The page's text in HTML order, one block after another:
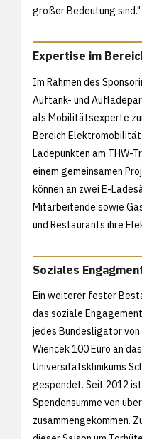
großer Bedeutung sind."
Expertise im
Im Rahmen des
Auftank- und
als Mobilitätsexperte
Bereich
Ladepunkten am THW-
einem gemeinsamen
können an zwei E-
Mitarbeitende sowie
und Restaurants ihre
Soziales
Ein weiterer fester
das soziale
jedes Bundesligator von
Wiencek 100 Euro an
Universitätsklinikums
gespendet. Seit 2012
Spendensumme von
zusammengekommen.